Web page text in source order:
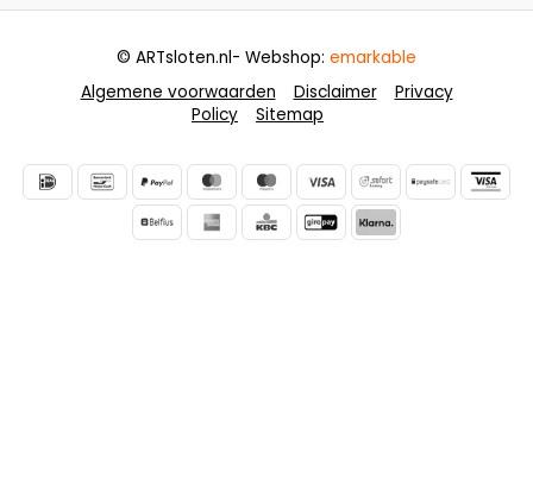
Algemene voorwaarden Disclaimer
Privacy
Policy
Sitemap
© ARTsloten.nl- Webshop: emarkable